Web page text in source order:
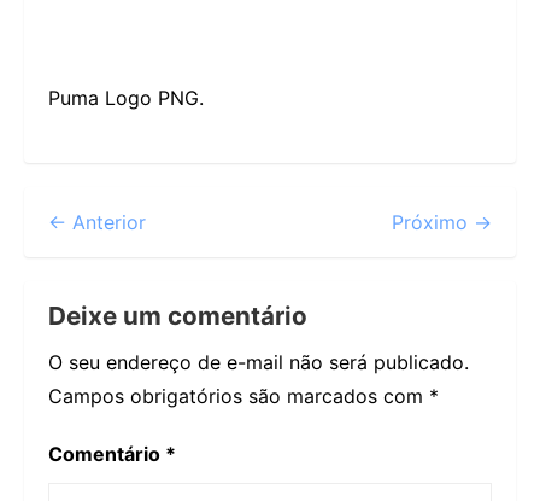
Puma Logo PNG.
← Anterior Próximo →
Deixe um comentário
O seu endereço de e-mail não será publicado.
Campos obrigatórios são marcados com *
Comentário *